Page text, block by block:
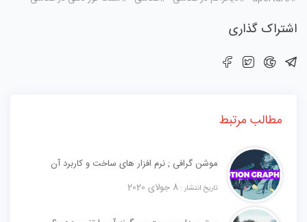
اشتراک گذاری
مطالب مرتبط
موشن گرافی ; نرم افزار های ساخت و کاربرد آن
تاریخ انتشار : 8 جولای 2020